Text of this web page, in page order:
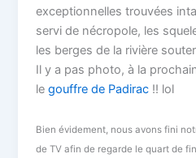
exceptionnelles trouvées
servi de nécropole, les
les berges de la rivière
Il y a pas photo, à la
legouffre de Padirac !! lol
Bien évidement, nous avons fini
de TV afin de regarde le quart de